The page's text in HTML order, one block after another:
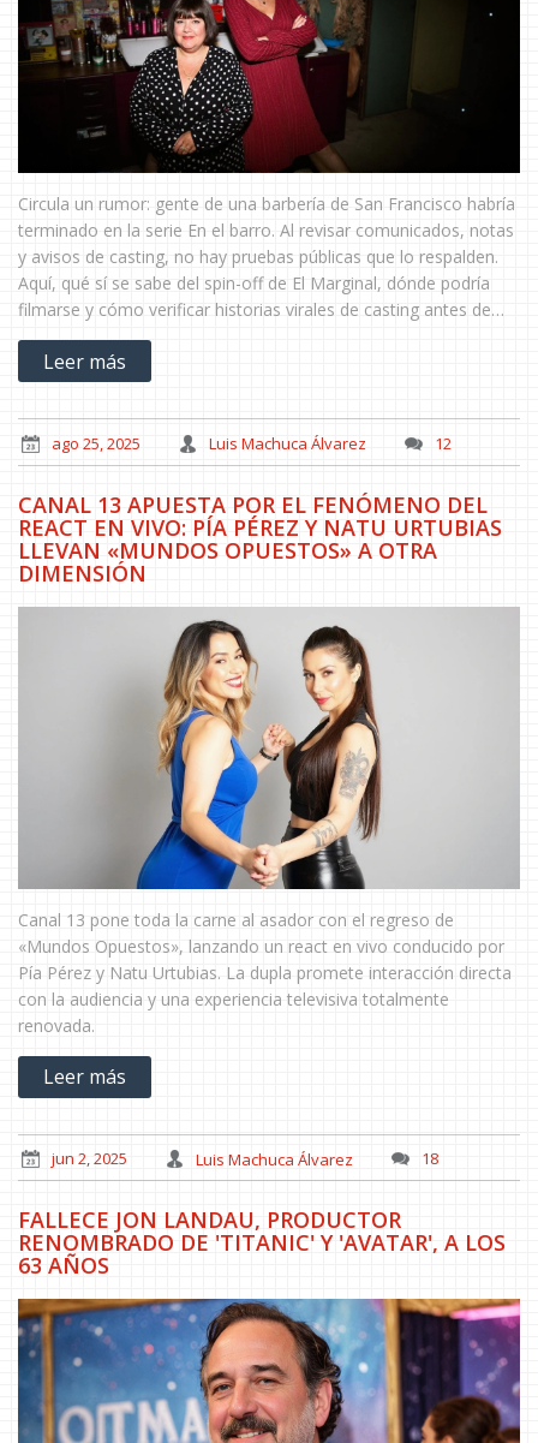
Circula un rumor: gente de una barbería de San Francisco habría
terminado en la serie En el barro. Al revisar comunicados, notas
y avisos de casting, no hay pruebas públicas que lo respalden.
Aquí, qué sí se sabe del spin-off de El Marginal, dónde podría
filmarse y cómo verificar historias virales de casting antes de
compartirlas.
Leer más
ago 25, 2025 Luis Machuca Álvarez 12
CANAL 13 APUESTA POR EL FENÓMENO DEL
REACT EN VIVO: PÍA PÉREZ Y NATU URTUBIAS
LLEVAN «MUNDOS OPUESTOS» A OTRA
DIMENSIÓN
Canal 13 pone toda la carne al asador con el regreso de
«Mundos Opuestos», lanzando un react en vivo conducido por
Pía Pérez y Natu Urtubias. La dupla promete interacción directa
con la audiencia y una experiencia televisiva totalmente
renovada.
Leer más
jun 2, 2025 Luis Machuca Álvarez 18
FALLECE JON LANDAU, PRODUCTOR
RENOMBRADO DE 'TITANIC' Y 'AVATAR', A LOS
63 AÑOS